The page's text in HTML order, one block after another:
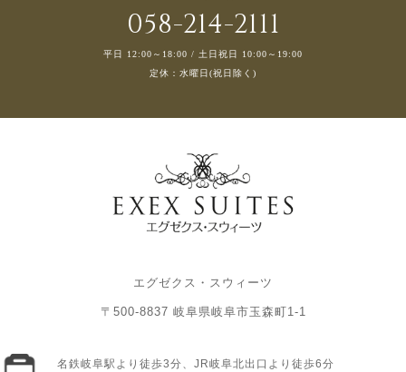
058-214-2111
平日 12:00～18:00 / 土日祝日 10:00～19:00
定休：水曜日(祝日除く)
エグゼクス・スウィーツ
〒500-8837 岐阜県岐阜市玉森町1-1
名鉄岐阜駅より徒歩3分、JR岐阜北出口より徒歩6分